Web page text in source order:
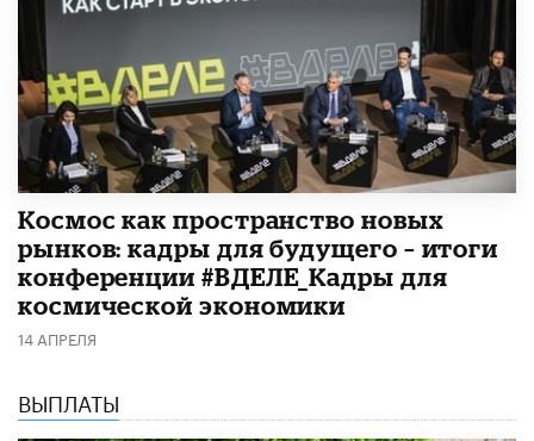
Космос как пространство новых
рынков: кадры для будущего – итоги
конференции #ВДЕЛЕ_Кадры для
космической экономики
14 АПРЕЛЯ
ВЫПЛАТЫ